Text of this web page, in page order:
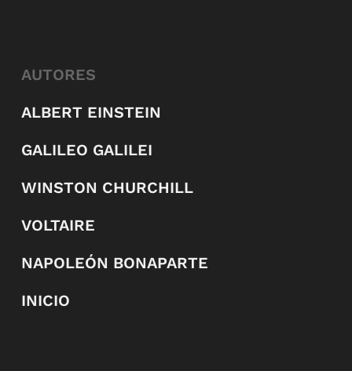
AUTORES
ALBERT EINSTEIN
GALILEO GALILEI
WINSTON CHURCHILL
VOLTAIRE
NAPOLEÓN BONAPARTE
INICIO